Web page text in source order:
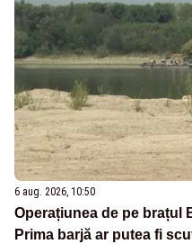
6 aug. 2026, 10:50
Operațiunea de pe brațul
Prima barjă ar putea fi